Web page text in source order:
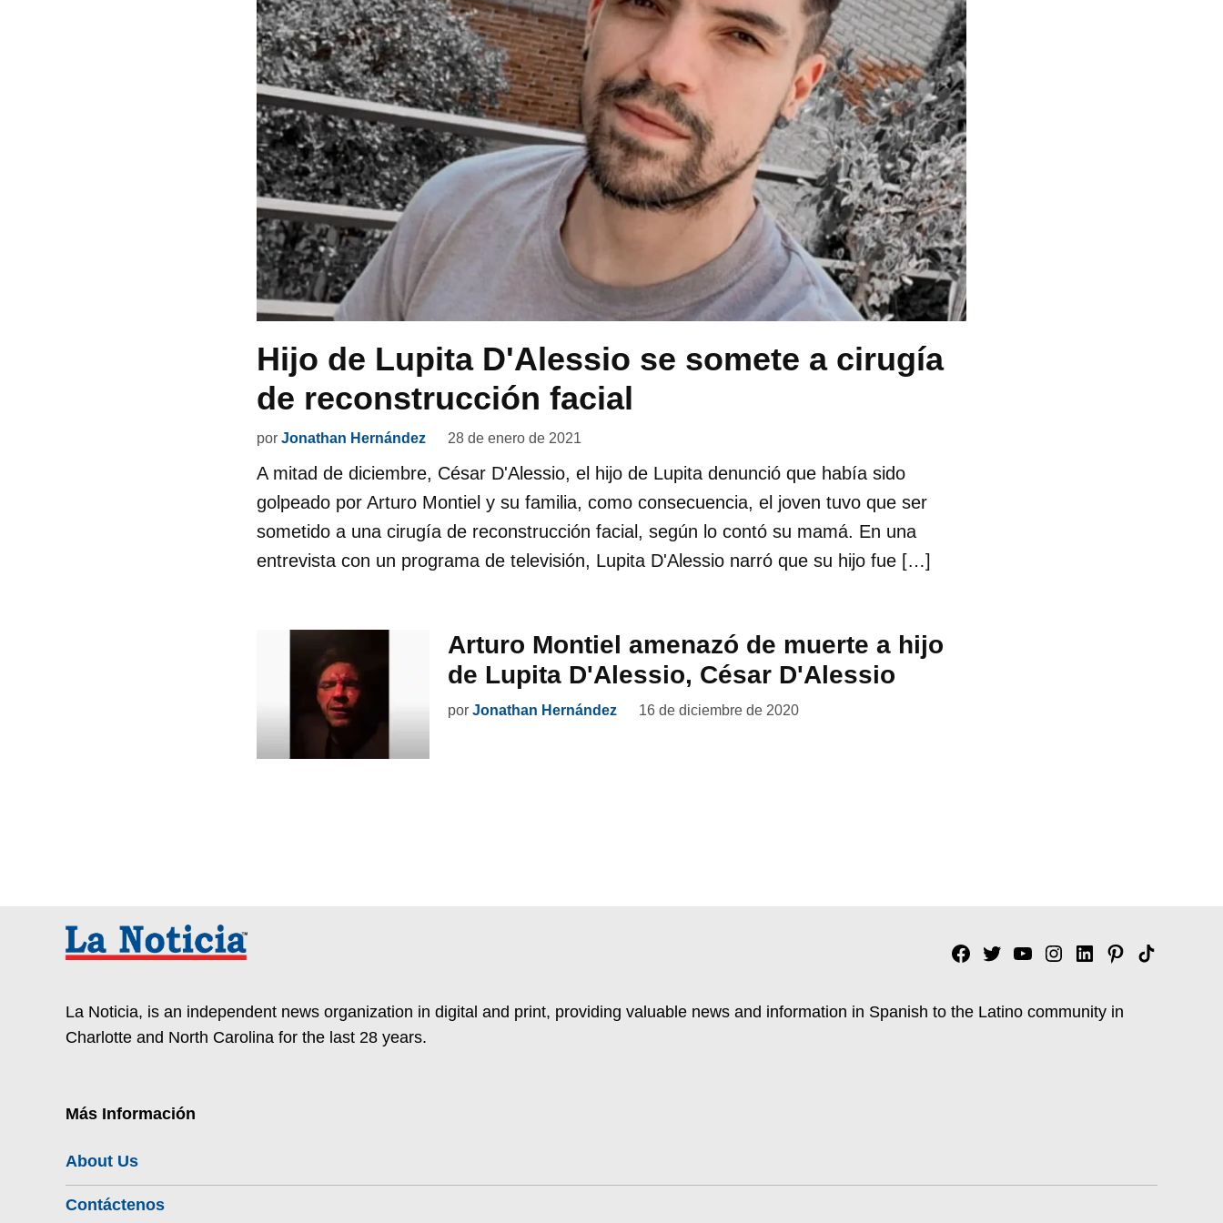
Hijo de Lupita D'Alessio se somete a cirugía
de reconstrucción facial
por Jonathan Hernández 28 de enero de 2021
A mitad de diciembre, César D'Alessio, el hijo de Lupita denunció que había sido
golpeado por Arturo Montiel y su familia, como consecuencia, el joven tuvo que ser
sometido a una cirugía de reconstrucción facial, según lo contó su mamá. En una
entrevista con un programa de televisión, Lupita D'Alessio narró que su hijo fue […]
Arturo Montiel amenazó de muerte a hijo
de Lupita D'Alessio, César D'Alessio
por Jonathan Hernández 16 de diciembre de 2020
Facebook
TwitterYouTubeInstagram
Linkedin
Pinterest
Tik
La Noticia, is an independent news organization in digital and print, providing valuable news and information in Spanish to the Latino community in
Charlotte and North Carolina for the last 28 years.
Más Información
About Us
Contáctenos